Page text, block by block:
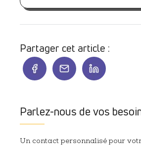
Partager cet article :
Parlez-nous de vos
Un contact personnalisé pour